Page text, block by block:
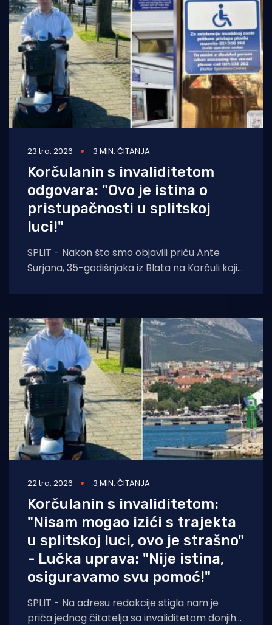
23 tra. 2026 3 MIN. ČITANJA
Korčulanin s invaliditetom
odgovara: "Ovo je istina o
pristupačnosti u splitskoj
luci!"
SPLIT - Nakon što smo objavili priču Ante
Surjana, 35-godišnjaka iz Blata na Korčuli koji
22 tra. 2026 3 MIN. ČITANJA
Korčulanin s invaliditetom:
"Nisam mogao izići s trajekta
u splitskoj luci, ovo je strašno"
- Lučka uprava: "Nije istina,
osiguravamo svu pomoć!"
SPLIT - Na adresu redakcije stigla nam je
priča jednog čitatelja sa invaliditetom donjih